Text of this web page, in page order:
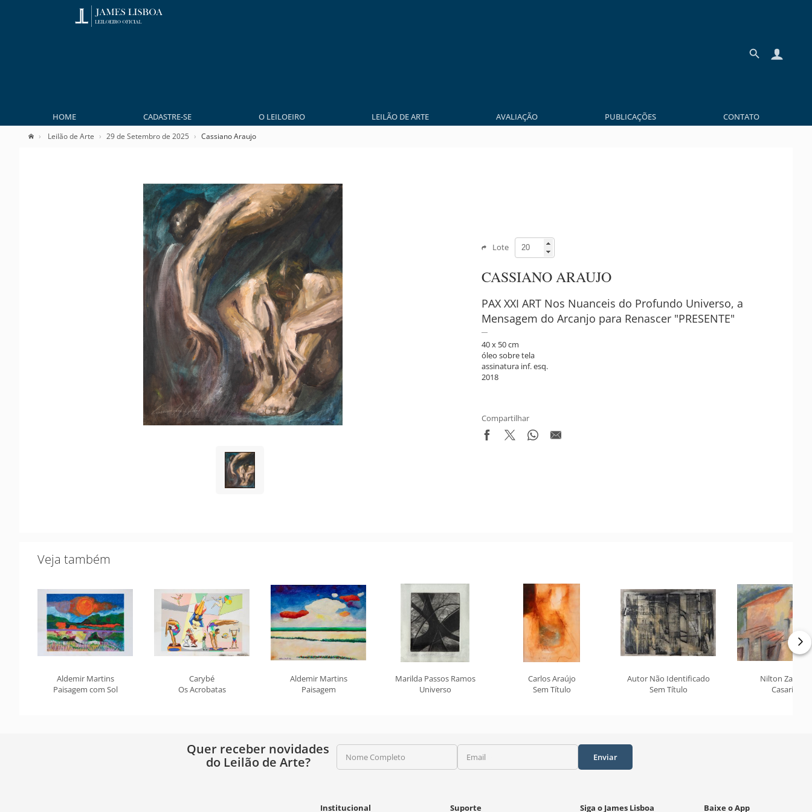
HOME CADASTRE-SE O LEILOEIRO LEILÃO DE ARTE AVALIAÇÃO PUBLICAÇÕES CONTATO
Leilão de Arte 29 de Setembro de 2025 Cassiano Araujo
Lote
CASSIANO ARAUJO
PAX XXI ART Nos Nuanceis do Profundo Universo, a
Mensagem do Arcanjo para Renascer "PRESENTE"
40 x 50 cm
óleo sobre tela
assinatura inf. esq.
2018
Compartilhar
Veja também
Aldemir Martins
Paisagem com Sol
Carybé
Os Acrobatas
Aldemir Martins
Paisagem
Marilda Passos Ramos
Universo
Carlos Araújo
Sem Título
Autor Não Identificado
Sem Título
Nilton Zanotti
Casario
Quer receber novidades
do Leilão de Arte?
Nome Completo Email Enviar
Institucional Suporte Siga o James Lisboa Baixe o App